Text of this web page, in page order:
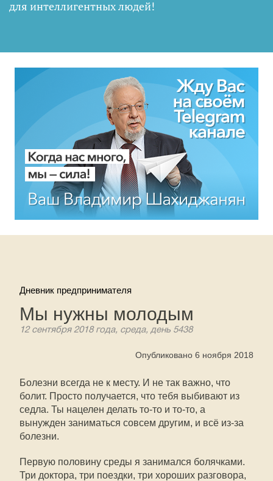
для интеллигентных людей!
Дневник предпринимателя
Мы нужны молодым
12 сентября 2018 года, среда, день 5438
Опубликовано 6 ноября 2018
Болезни всегда не к месту. И не так важно, что
болит. Просто получается, что тебя выбивают из
седла. Ты нацелен делать то-то и то-то, а
вынужден заниматься совсем другим, и всё из-за
болезни.
Первую половину среды я занимался болячками.
Три доктора, три поездки, три хороших разговора,